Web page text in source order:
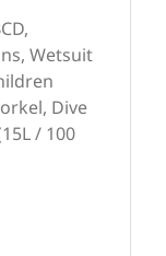
Wetsuit
Dive
/ 100